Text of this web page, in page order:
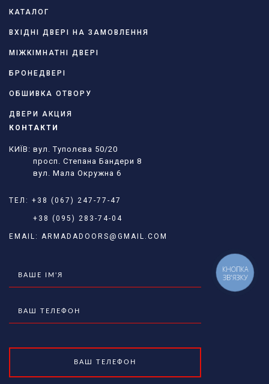
КАТАЛОГ
ВХІДНІ ДВЕРІ НА ЗАМОВЛЕННЯ
МІЖКІМНАТНІ ДВЕРІ
БРОНЕДВЕРІ
ОБШИВКА ОТВОРУ
ДВЕРИ АКЦИЯ
КОНТАКТИ
КИЇВ: вул. Туполєва 50/20
просп. Степана Бандери 8
вул. Мала Окружна 6
ТЕЛ: +38 (067) 247-77-47
+38 (095) 283-74-04
EMAIL: ARMADADOORS@GMAIL.COM
КНОПКА
ЗВ'ЯЗКУ